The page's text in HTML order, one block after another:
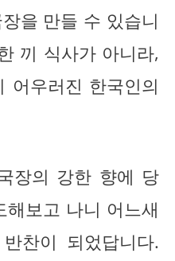
을 만들 수 있습니
끼 식사가 아니라,
어우러진 한국인의
장의 강한 향에 당
보고 나니 어느새
찬이 되었답니다.